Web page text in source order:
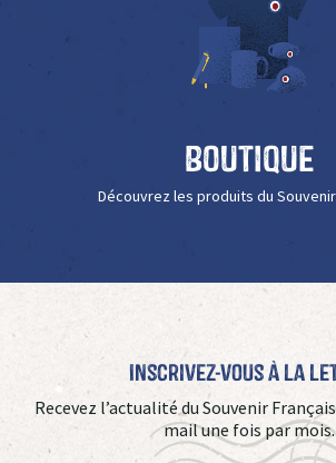
Boutique
Découvrez les produits du Souvenir
Inscrivez-vous à La
Recevez l’actualité du Souvenir
mail une fois par mois.